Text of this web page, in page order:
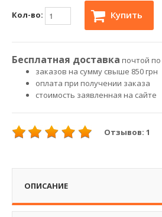
Кол-во: Купить
Бесплатная доставка почтой
заказов на сумму свыше 850 грн
оплата при получении заказа
стоимость заявленная на сайте
Отзывов: 1
ОПИСАНИЕ